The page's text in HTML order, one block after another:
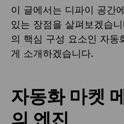
이 글에서는 디파이 공간
있는 장점을 살펴보겠습
의 핵심 구성 요소인 자동
게 소개하겠습니다.
자동화 마켓
의 엔진